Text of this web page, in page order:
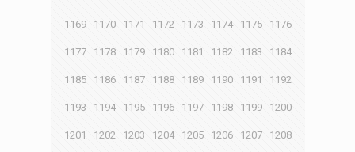
1169 1170 1171 1172 1173 1174 1175 1176
1177 1178 1179 1180 1181 1182 1183 1184
1185 1186 1187 1188 1189 1190 1191 1192
1193 1194 1195 1196 1197 1198 1199 1200
1201 1202 1203 1204 1205 1206 1207 1208